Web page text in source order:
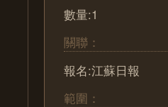
數量:1
關聯：
報名:江蘇日報
範圍：